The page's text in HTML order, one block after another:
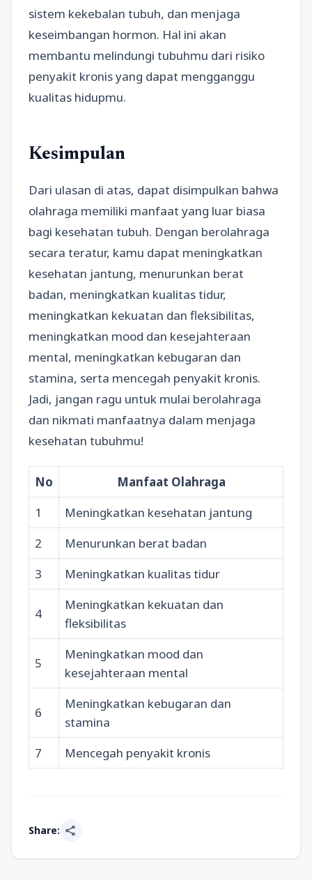
sistem kekebalan tubuh, dan menjaga
keseimbangan hormon. Hal ini akan
membantu melindungi tubuhmu dari risiko
penyakit kronis yang dapat mengganggu
kualitas hidupmu.
Kesimpulan
Dari ulasan di atas, dapat disimpulkan bahwa
olahraga memiliki manfaat yang luar biasa
bagi kesehatan tubuh. Dengan berolahraga
secara teratur, kamu dapat meningkatkan
kesehatan jantung, menurunkan berat
badan, meningkatkan kualitas tidur,
meningkatkan kekuatan dan fleksibilitas,
meningkatkan mood dan kesejahteraan
mental, meningkatkan kebugaran dan
stamina, serta mencegah penyakit kronis.
Jadi, jangan ragu untuk mulai berolahraga
dan nikmati manfaatnya dalam menjaga
kesehatan tubuhmu!
No
Manfaat Olahraga
1
Meningkatkan kesehatan jantung
2
Menurunkan berat badan
3
Meningkatkan kualitas tidur
4
Meningkatkan kekuatan dan
fleksibilitas
5
Meningkatkan mood dan
kesejahteraan mental
6
Meningkatkan kebugaran dan
stamina
7
Mencegah penyakit kronis
Share: share